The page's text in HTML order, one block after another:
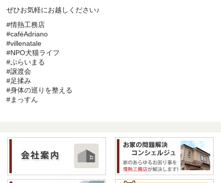
ぜひお気軽にお越しください♪
#情熱工務店
#caféAdriano
#villenatale
#NPO犬猫ライフ
#ぷらいまる
#譲渡会
#足揉み
#身体の巡りを整える
#まっすん